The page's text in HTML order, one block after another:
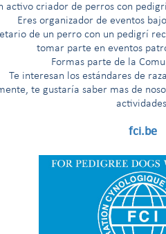
activo criador de perros con
Eres organizador de eventos
de un perro con un pedigrí
tomar parte en eventos
Formas parte de la
Te interesan los estándares de
te gustaría saber mas de
actividades
fci.be
salir